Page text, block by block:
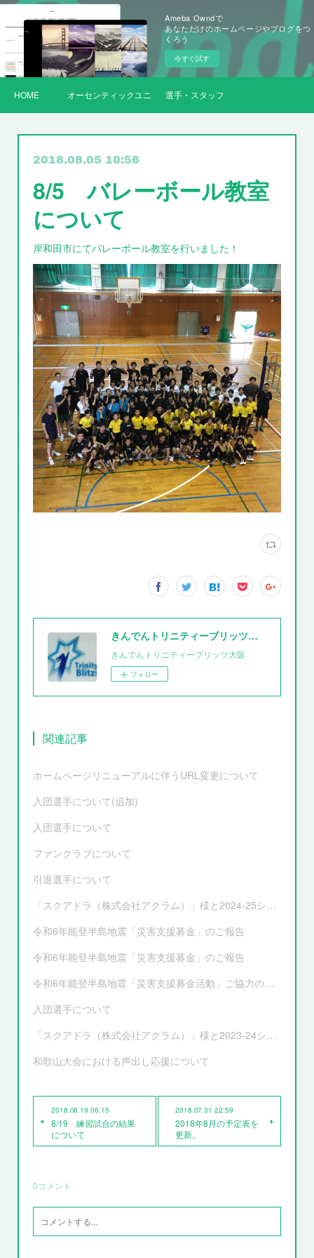
Ameba Owndで
あなただけのホームページやブログをつ
くろう
今すぐ試す
HOME オーセンティックユニフォーム選手・スタッフ
2018.08.05 10:56
8/5 バレーボール教室
について
岸和田市にてバレーボール教室を行いました！
きんでんトリニティーブリッツ大阪
きんでんトリニティーブリッツ大阪
フォロー
関連記事
ホームページリニューアルに伴うURL変更について
入団選手について(追加)
入団選手について
ファンクラブについて
引退選手について
「スクアドラ（株式会社アクラム）」様と2024-25シーズンオフィシャルユニフォーム サプライヤー契約更新および新ユニフォーム決定のお知らせ
令和6年能登半島地震「災害支援募金」のご報告
令和6年能登半島地震「災害支援募金」のご報告
令和6年能登半島地震「災害支援募金活動」ご協力のお願い
入団選手について
「スクアドラ（株式会社アクラム）」様と2023-24シーズンオフィシャルユニフォーム サプライヤー契約更新および新ユニフォーム決定のお知らせ
和歌山大会における声出し応援について
2018.08.19 06:15
8/19 練習試合の結果
について
2018.07.31 22:59
2018年8月の予定表を
更新。
0コメント